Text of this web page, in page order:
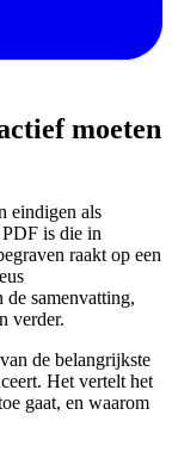
moeten
eindigen als
is die in
raakt op een
de samenvatting,
verder.
de belangrijkste
Het vertelt het
gaat, en waarom